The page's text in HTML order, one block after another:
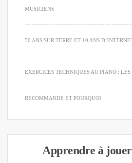
MUSICIENS
50 ANS SUR TERRE ET 10 ANS
EXERCICES TECHNIQUES AU PIANO : LES
RECOMMANDE ET POURQUOI
Apprendre à